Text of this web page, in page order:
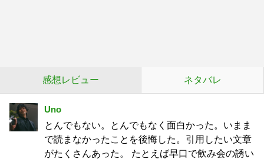
感想レビュー ネタバレ
Uno
とんでもない。とんでもなく面白かった。いまま
で読まなかったことを後悔した。引用したい文章
がたくさんあった。 たとえば早口で飲み会の誘い